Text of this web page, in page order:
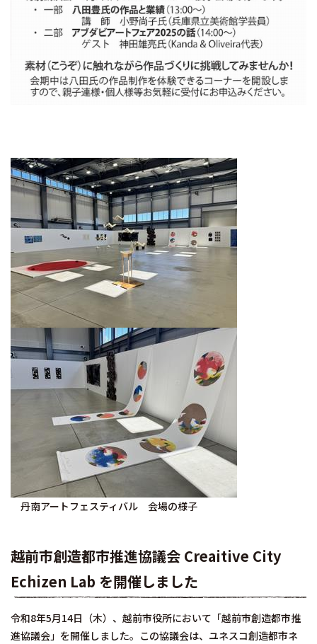
丹南アートフェスティバル 会場の様子
越前市創造都市推進協議会 Creaitive City
Echizen Lab を開催しました
令和8年5月14日（木）、越前市役所において「越前市創造都市推
進協議会」を開催しました。この協議会は、ユネスコ創造都市ネ